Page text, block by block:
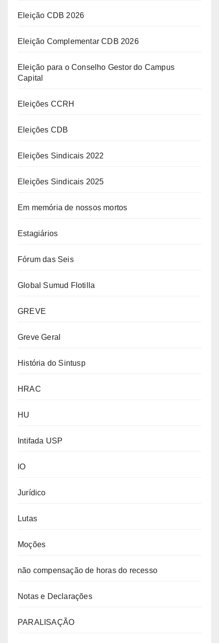
Eleição CDB 2026
Eleição Complementar CDB 2026
Eleição para o Conselho Gestor do Campus
Capital
Eleições CCRH
Eleições CDB
Eleições Sindicais 2022
Eleições Sindicais 2025
Em memória de nossos mortos
Estagiários
Fórum das Seis
Global Sumud Flotilla
GREVE
Greve Geral
História do Sintusp
HRAC
HU
Intifada USP
IO
Jurídico
Lutas
Moções
não compensação de horas do recesso
Notas e Declarações
PARALISAÇÃO